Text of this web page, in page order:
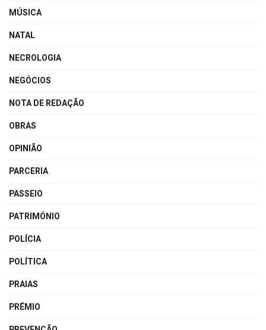
MÚSICA
NATAL
NECROLOGIA
NEGÓCIOS
NOTA DE REDAÇÃO
OBRAS
OPINIÃO
PARCERIA
PASSEIO
PATRIMÓNIO
POLÍCIA
POLÍTICA
PRAIAS
PRÉMIO